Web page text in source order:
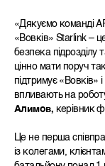
«Дякуємо команді
«Вовків» Starlink –
безпека
цінно мати поруч
підтримує
впливають на
Алимов, керівник
Це не перша
із колегами,